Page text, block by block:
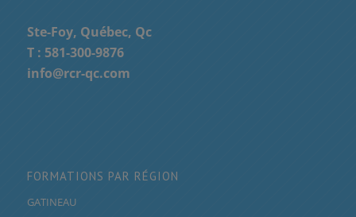
Ste-Foy, Québec, Qc
T : 581-300-9876
info@rcr-qc.com
FORMATIONS PAR RÉGION
GATINEAU